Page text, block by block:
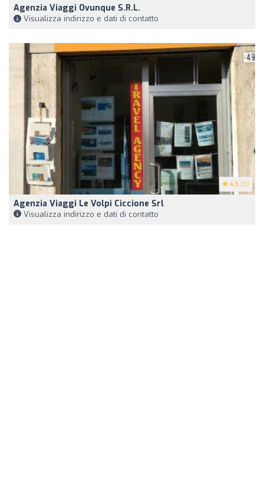
Agenzia Viaggi Ovunque S.R.L.
Visualizza indirizzo e dati di contatto
4.5 (8)
Agenzia Viaggi Le Volpi Ciccione Srl
Visualizza indirizzo e dati di contatto